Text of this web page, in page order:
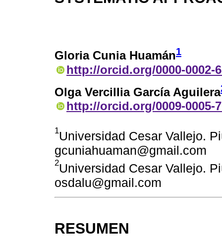
Gloria Cunia Huamán1
http://orcid.org/0000-0002-
Olga Vercillia García Aguilera
http://orcid.org/0009-0005-
1Universidad Cesar Vallejo.
gcuniahuaman@gmail.com
2Universidad Cesar Vallejo.
osdalu@gmail.com
RESUMEN